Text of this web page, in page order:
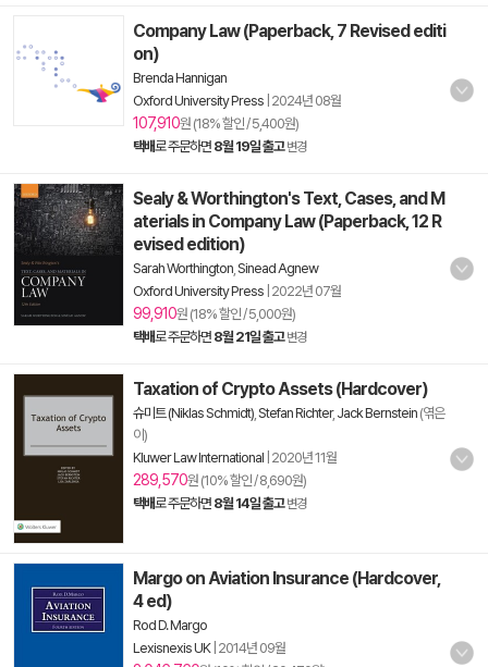
Company Law (Paperback, 7 Revised editi
on)
Brenda Hannigan
Oxford University Press 2024년 08월
107,910원 (18% 할인 / 5,400원)
택배로 주문하면 8월 19일 출고 변경
Sealy & Worthington's Text, Cases, and M
aterials in Company Law (Paperback, 12 R
evised edition)
Sarah Worthington Sinead Agnew
Oxford University Press 2022년 07월
99,910원 (18% 할인 / 5,000원)
택배로 주문하면 8월 21일 출고 변경
Taxation of Crypto Assets (Hardcover)
슈미트 (Niklas Schmidt) Stefan Richter, Jack Bernstein (엮은
이)
Kluwer Law International 2020년 11월
289,570원 (10% 할인 / 8,690원)
택배로 주문하면 8월 14일 출고 변경
Margo on Aviation Insurance (Hardcover,
4 ed)
Rod D. Margo
Lexisnexis UK| 2014년 09월